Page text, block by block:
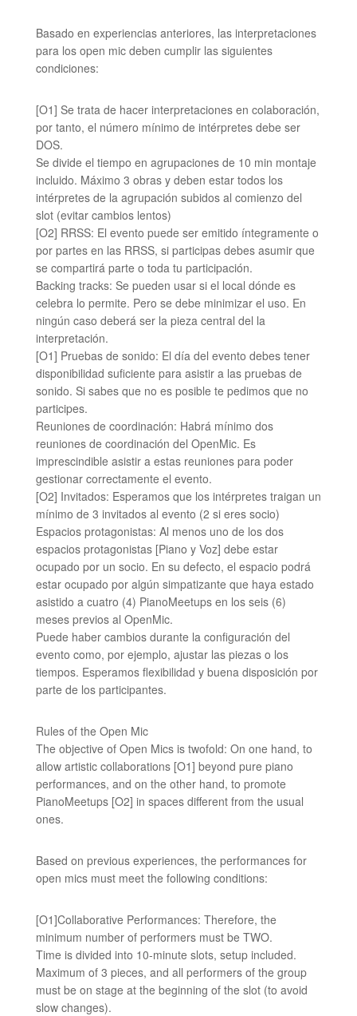
Basado en experiencias anteriores, las interpretaciones
para los open mic deben cumplir las siguientes
condiciones:
[O1] Se trata de hacer interpretaciones en colaboración,
por tanto, el número mínimo de intérpretes debe ser
DOS.
Se divide el tiempo en agrupaciones de 10 min montaje
incluido. Máximo 3 obras y deben estar todos los
intérpretes de la agrupación subidos al comienzo del
slot (evitar cambios lentos)
[O2] RRSS: El evento puede ser emitido íntegramente o
por partes en las RRSS, si participas debes asumir que
se compartirá parte o toda tu participación.
Backing tracks: Se pueden usar si el local dónde es
celebra lo permite. Pero se debe minimizar el uso. En
ningún caso deberá ser la pieza central del la
interpretación.
[O1] Pruebas de sonido: El día del evento debes tener
disponibilidad suficiente para asistir a las pruebas de
sonido. Si sabes que no es posible te pedimos que no
participes.
Reuniones de coordinación: Habrá mínimo dos
reuniones de coordinación del OpenMic. Es
imprescindible asistir a estas reuniones para poder
gestionar correctamente el evento.
[O2] Invitados: Esperamos que los intérpretes traigan un
mínimo de 3 invitados al evento (2 si eres socio)
Espacios protagonistas: Al menos uno de los dos
espacios protagonistas [Piano y Voz] debe estar
ocupado por un socio. En su defecto, el espacio podrá
estar ocupado por algún simpatizante que haya estado
asistido a cuatro (4) PianoMeetups en los seis (6)
meses previos al OpenMic.
Puede haber cambios durante la configuración del
evento como, por ejemplo, ajustar las piezas o los
tiempos. Esperamos flexibilidad y buena disposición por
parte de los participantes.
Rules of the Open Mic
The objective of Open Mics is twofold: On one hand, to
allow artistic collaborations [O1] beyond pure piano
performances, and on the other hand, to promote
PianoMeetups [O2] in spaces different from the usual
ones.
Based on previous experiences, the performances for
open mics must meet the following conditions:
[O1]Collaborative Performances: Therefore, the
minimum number of performers must be TWO.
Time is divided into 10-minute slots, setup included.
Maximum of 3 pieces, and all performers of the group
must be on stage at the beginning of the slot (to avoid
slow changes).